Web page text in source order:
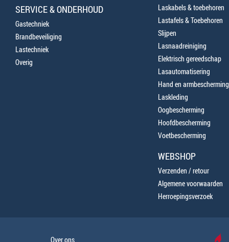
SERVICE & ONDERHOUD
Gastechniek
Brandbeveiliging
Lastechniek
Overig
Laskabels & toebehoren
Lastafels & Toebehoren
Slijpen
Lasnaadreiniging
Elektrisch gereedschap
Lasautomatisering
Hand en armbescherming
Laskleding
Oogbescherming
Hoofdbescherming
Voetbescherming
WEBSHOP
Verzenden / retour
Algemene voorwaarden
Herroepingsverzoek
Over ons